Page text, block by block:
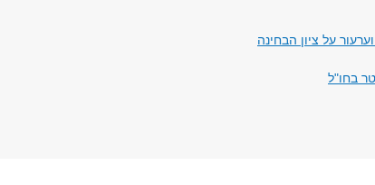
על ציון הבחינה
בחו"ל